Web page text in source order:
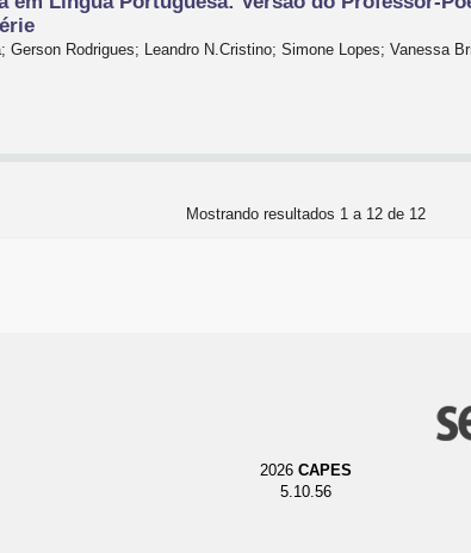
Gerson Rodrigues; Leandro N.Cristino; Simone Lopes; Vanessa
Mostrando resultados 1 a 12 de 12
2026 CAPES
5.10.56